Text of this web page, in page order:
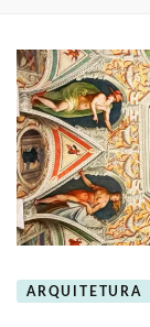
ARQUITETURA